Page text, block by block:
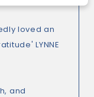
loved an
LYNNE
and